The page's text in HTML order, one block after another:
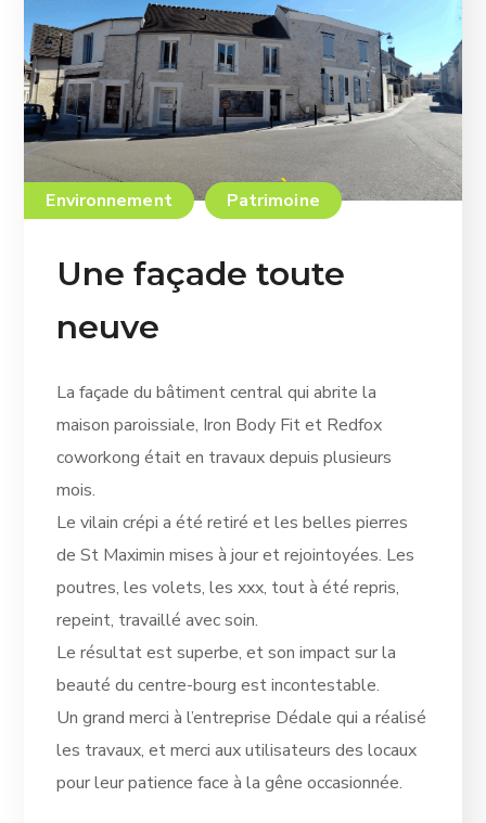
Environnement Patrimoine
Une façade toute
neuve
La façade du bâtiment central qui abrite la
maison paroissiale, Iron Body Fit et Redfox
coworkong était en travaux depuis plusieurs
mois.
Le vilain crépi a été retiré et les belles pierres
de St Maximin mises à jour et rejointoyées. Les
poutres, les volets, les xxx, tout à été repris,
repeint, travaillé avec soin.
Le résultat est superbe, et son impact sur la
beauté du centre-bourg est incontestable.
Un grand merci à l’entreprise Dédale qui a réalisé
les travaux, et merci aux utilisateurs des locaux
pour leur patience face à la gêne occasionnée.